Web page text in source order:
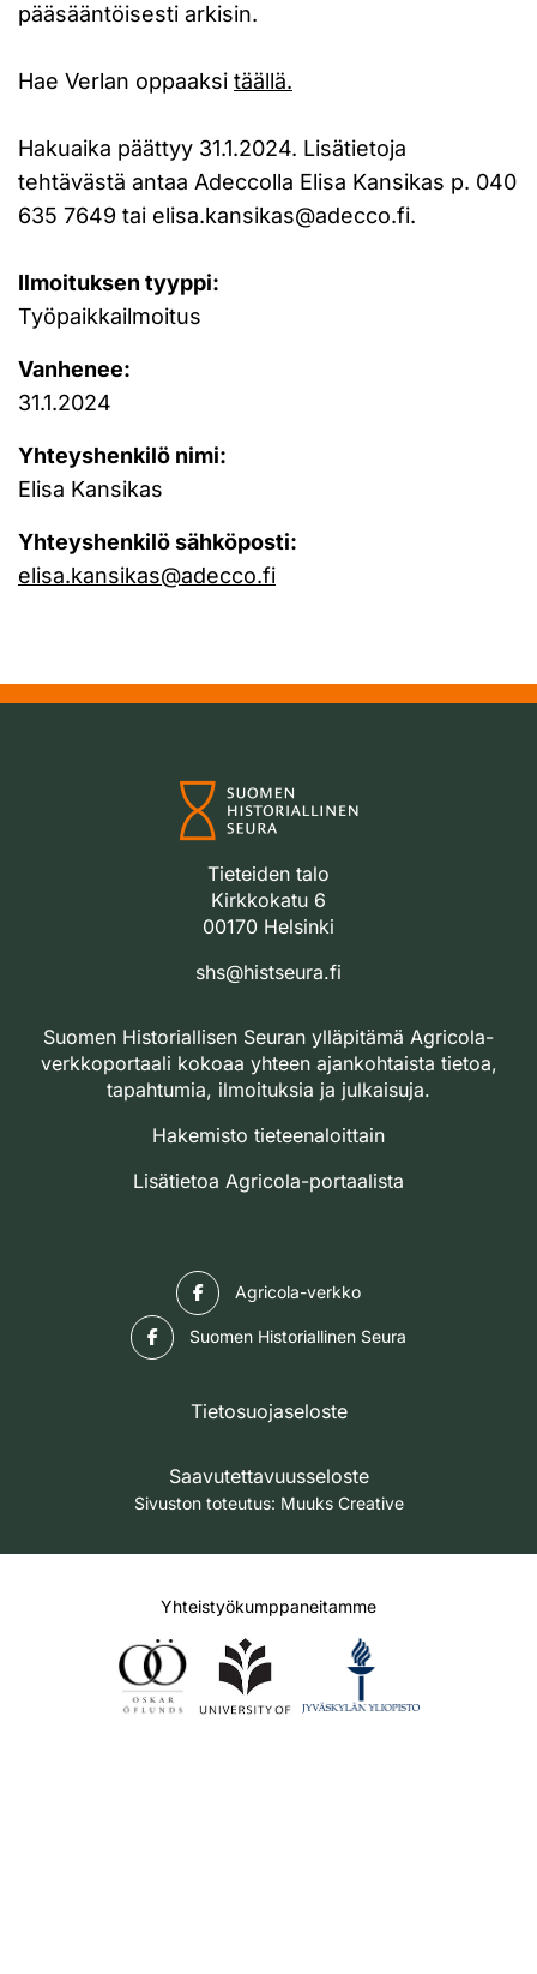
pääsääntöisesti arkisin.
Hae Verlan oppaaksi täällä.
Hakuaika päättyy 31.1.2024. Lisätietoja
tehtävästä antaa Adeccolla Elisa Kansikas p. 040
635 7649 tai elisa.kansikas@adecco.fi.
Ilmoituksen tyyppi:
Työpaikkailmoitus
Vanhenee:
31.1.2024
Yhteyshenkilö nimi:
Elisa Kansikas
Yhteyshenkilö sähköposti:
elisa.kansikas@adecco.fi
Tieteiden talo
Kirkkokatu 6
00170 Helsinki
shs@histseura.fi
Suomen Historiallisen Seuran ylläpitämä Agricola-
verkkoportaali kokoaa yhteen ajankohtaista tietoa,
tapahtumia, ilmoituksia ja julkaisuja.
Hakemisto tieteenaloittain
Lisätietoa Agricola-portaalista
Agricola-verkko
Suomen Historiallinen Seura
Tietosuojaseloste
Saavutettavuusseloste
Sivuston toteutus: Muuks Creative
Yhteistyökumppaneitamme